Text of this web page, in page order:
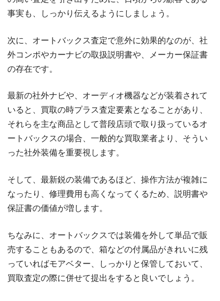
事実も、しっかり伝えるようにしましょう。
次に、オートバックス査定で意外に効果的なのが、社
外コンポやカーナビの取扱説明書や、メーカー保証書
の存在です。
最新の社外ナビや、オーディオ機器などが装着されて
いると、買取の時プラス査定要素となることがあり、
それらを主な商品として普段店頭で取り扱っているオ
ートバックスの場合、一般的な買取業者より、そうい
った社外装備を重要視します。
そして、最新鋭の装備であるほど、操作方法が複雑に
なったり、修理費用も高くなってくるため、説明書や
保証書の価値が増します。
ちなみに、オートバックスでは装備を外して単品で販
売することもあるので、箱などの付属品がきれいに残
っていればモアベター、しっかりと保管しておいて、
買取査定の際に併せて提出をすると良いでしょう。